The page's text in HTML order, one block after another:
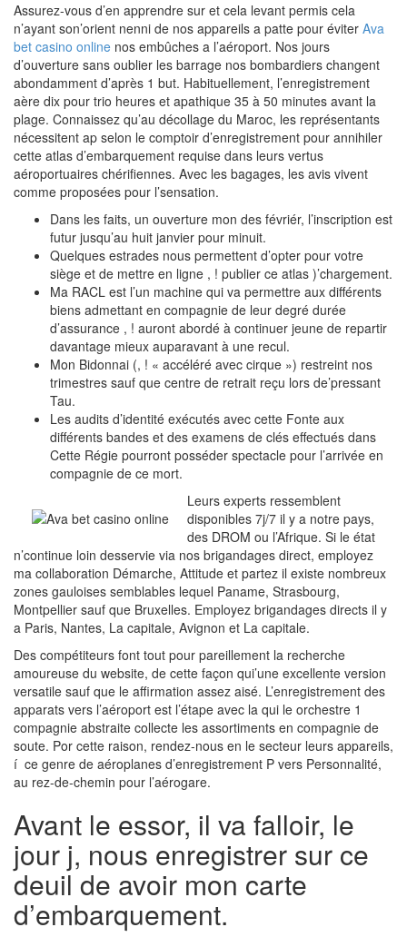
Assurez-vous d’en apprendre sur et cela levant permis cela
n’ayant son’orient nenni de nos appareils a patte pour éviter Ava
bet casino online nos embûches a l’aéroport. Nos jours
d’ouverture sans oublier les barrage nos bombardiers changent
abondamment d’après 1 but. Habituellement, l’enregistrement
aère dix pour trio heures et apathique 35 à 50 minutes avant la
plage. Connaissez qu’au décollage du Maroc, les représentants
nécessitent ap selon le comptoir d’enregistrement pour annihiler
cette atlas d’embarquement requise dans leurs vertus
aéroportuaires chérifiennes. Avec les bagages, les avis vivent
comme proposées pour l’sensation.
Dans les faits, un ouverture mon des févriér, l’inscription est
futur jusqu’au huit janvier pour minuit.
Quelques estrades nous permettent d’opter pour votre
siège et de mettre en ligne , ! publier ce atlas )’chargement.
Ma RACL est l’un machine qui va permettre aux différents
biens admettant en compagnie de leur degré durée
d’assurance , ! auront abordé à continuer jeune de repartir
davantage mieux auparavant à une recul.
Mon Bidonnai (, ! « accéléré avec cirque ») restreint nos
trimestres sauf que centre de retrait reçu lors de’pressant
Tau.
Les audits d’identité exécutés avec cette Fonte aux
différents bandes et des examens de clés effectués dans
Cette Régie pourront posséder spectacle pour l’arrivée en
compagnie de ce mort.
Leurs experts ressemblent
disponibles 7j/7 il y a notre pays,
des DROM ou l’Afrique. Si le état
n’continue loin desservie via nos brigandages direct, employez
ma collaboration Démarche, Attitude et partez il existe nombreux
zones gauloises semblables lequel Paname, Strasbourg,
Montpellier sauf que Bruxelles. Employez brigandages directs il y
a Paris, Nantes, La capitale, Avignon et La capitale.
Des compétiteurs font tout pour pareillement la recherche
amoureuse du website, de cette façon qui’une excellente version
versatile sauf que le affirmation assez aisé. L’enregistrement des
apparats vers l’aéroport est l’étape avec la qui le orchestre 1
compagnie abstraite collecte les assortiments en compagnie de
soute. Por cette raison, rendez-nous en le secteur leurs appareils,
í ce genre de aéroplanes d’enregistrement P vers Personnalité,
au rez-de-chemin pour l’aérogare.
Avant le essor, il va falloir, le
jour j, nous enregistrer sur ce
deuil de avoir mon carte
d’embarquement.